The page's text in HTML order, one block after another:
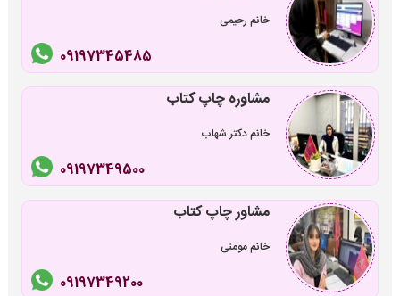
خانم رحیمی
09197345485
مشاوره چاپ کتاب
خانم دکتر شهاب
09197349500
مشاور چاپ کتاب
خانم مومنی
09197349200